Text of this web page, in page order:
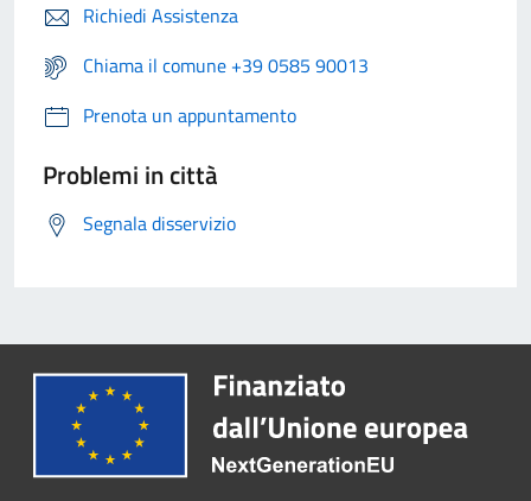
Richiedi Assistenza
Chiama il comune +39 0585 90013
Prenota un appuntamento
Problemi in città
Segnala disservizio